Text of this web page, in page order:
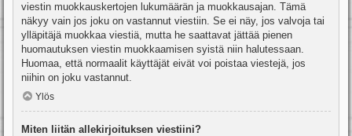
viestin muokkauskertojen lukumäärän ja muokkausajan. Tämä
näkyy vain jos joku on vastannut viestiin. Se ei näy, jos valvoja tai
ylläpitäjä muokkaa viestiä, mutta he saattavat jättää pienen
huomautuksen viestin muokkaamisen syistä niin halutessaan.
Huomaa, että normaalit käyttäjät eivät voi poistaa viestejä, jos
niihin on joku vastannut.
Ylös
Miten liitän allekirjoituksen viestiini?